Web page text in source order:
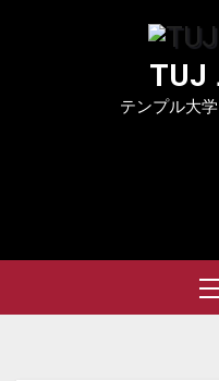
TUJ
テンプル大